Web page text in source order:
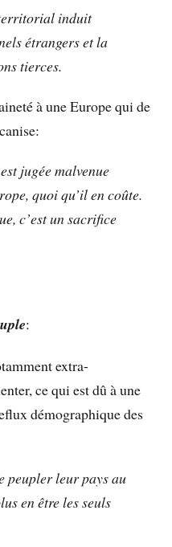
induit
étrangers et la
tierces.
à une Europe qui de
jugée malvenue
quoi qu’il en coûte.
c’est un sacrifice
:
extra-
ce qui est dû à une
démographique des
peupler leur pays au
en être les seuls